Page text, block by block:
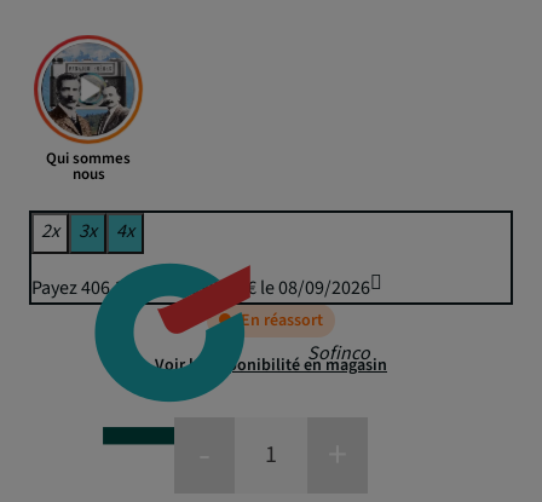
Qui sommes
nous
Sofinco
2x 3x 4x
Payez 406,37 € puis 399,50 € le 08/09/2026
En réassort
Voir la disponibilité en magasin